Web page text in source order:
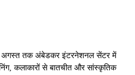
9 अगस्त तक अंबेडकर इंटरनेशनल सेंटर में
कलाकारों से बातचीत और सांस्कृतिक